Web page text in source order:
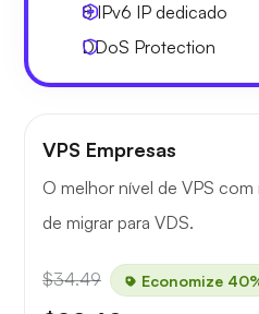
8 IPv6 IP dedicado
DDoS Protection
VPS Empresas
O melhor nível de VPS
de migrar para VDS.
$34.49 Economize